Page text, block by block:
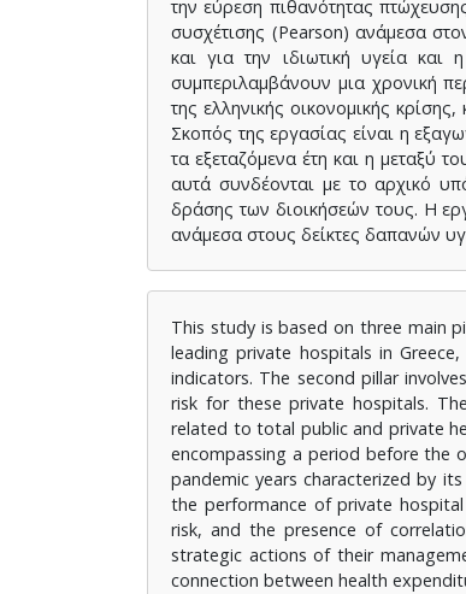
την εύρεση πιθανότητας
συσχέτισης (Pearson) ανάμεσα
και για την ιδιωτική υγεία
συμπεριλαμβάνουν μια χρονική
της ελληνικής οικονομικής
Σκοπός της εργασίας είναι η
τα εξεταζόμενα έτη και η μεταξύ
αυτά συνδέονται με το αρχικό
δράσης των διοικήσεών τους. Η
ανάμεσα στους δείκτες δαπανών
This study is based on three main
leading private hospitals in Greece,
indicators. The second pillar
risk for these private hospitals.
related to total public and private
encompassing a period before the
pandemic years characterized by
the performance of private
risk, and the presence of
strategic actions of their
connection between health